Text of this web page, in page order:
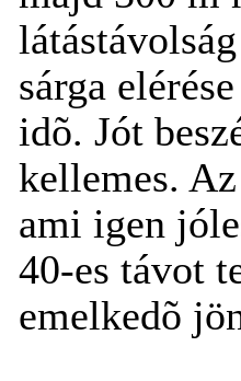
sárga
idõ. Jót
kellemes.
ami igen
40-es távot
emelkedõ